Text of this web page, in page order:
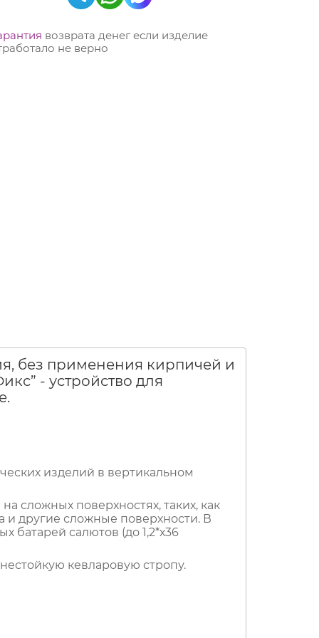
возврата денег если изделие
не верно
без применения кирпичей и
- устройство для
изделий в вертикальном
сложных поверхностях, таких, как
и другие сложные поверхности. В
салютов (до 1,2*х36
кевларовую стропу.